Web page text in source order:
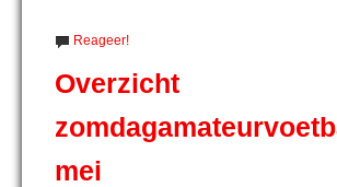
Reageer!
Overzicht
mei